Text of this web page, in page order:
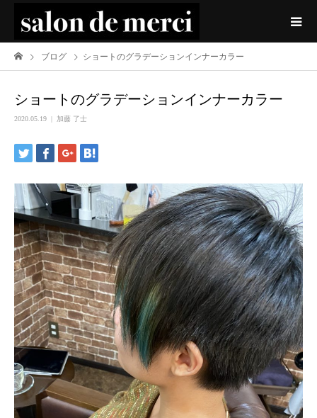
ブログ ショートのグラデーションインナーカラー
ショートのグラデーションインナーカラー
2020.05.19 加藤 了士